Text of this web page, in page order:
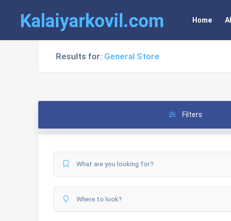
Kalaiyarkovil.com Home
Results for: General Store
Filters